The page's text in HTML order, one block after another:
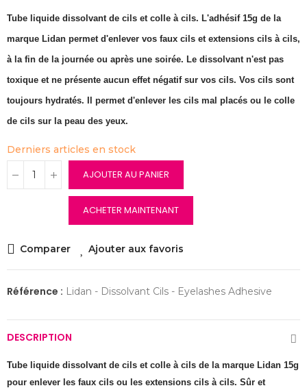
Tube liquide dissolvant de cils et colle à cils. L'adhésif 15g de la
marque Lidan permet d'enlever vos faux cils et extensions cils à cils,
à la fin de la journée ou après une soirée. Le dissolvant n'est pas
toxique et ne présente aucun effet négatif sur vos cils. Vos cils sont
toujours hydratés. Il permet d'enlever les cils mal placés ou le colle
de cils sur la peau des yeux.
Derniers articles en stock
AJOUTER AU PANIER
ACHETER MAINTENANT
Comparer Ajouter aux favoris
Référence : Lidan - Dissolvant Cils - Eyelashes Adhesive
DESCRIPTION
Tube liquide dissolvant de cils et colle à cils de la marque Lidan 15g
pour enlever les faux cils ou les extensions cils à cils. Sûr et